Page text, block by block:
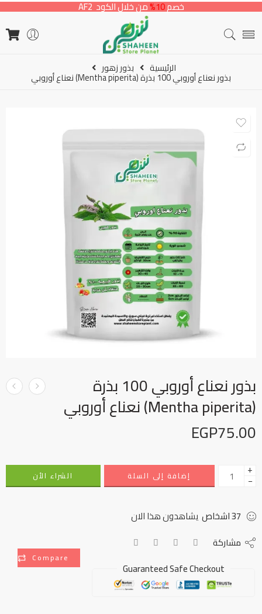
خصم10% من خلال الكود AF2
الرئيسية بذور زهور
بذور نعناع أوروبي 100 بذرة (Mentha piperita) نعناع أوروبي
بذور نعناع أوروبي 100 بذرة
(Mentha piperita) نعناع أوروبي
EGP75.00
+
− إضافة إلى السلة الشراء الأن
37اشخاص يشاهدون هذا الان
Compare
مشاركة
Guaranteed Safe Checkout